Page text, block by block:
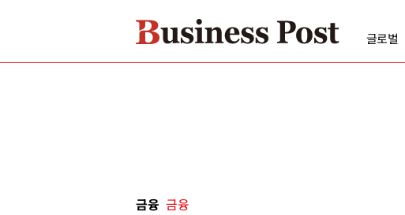
글로벌
금융 금융